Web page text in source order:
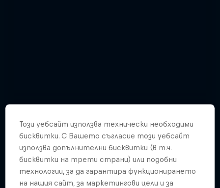
Enjoy top photos from Friday's Crashed
Ice in Jyväskylä
ABC of...
Този уебсайт използва технически необходими
бисквитки. С Вашето съгласие този уебсайт
използва допълнителни бисквитки (в т.ч.
бисквитки на трети страни) или подобни
технологии, за да гарантира функционирането
на нашия сайт, за маркетингови цели и за